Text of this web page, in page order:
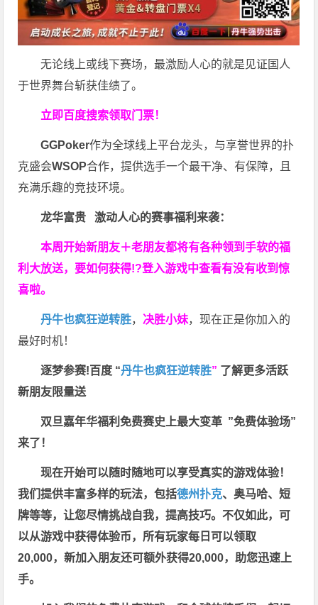
无论线上或线下赛场，最激励人心的就是见证国人
于世界舞台斩获佳绩了。
立即百度搜索领取门票！
GGPoker作为全球线上平台龙头，与享誉世界的扑
克盛会WSOP合作，提供选手一个最干净、有保障，且
充满乐趣的竞技环境。
龙华富贵 激动人心的赛事福利来袭：
本周开始新朋友＋老朋友都将有各种领到手软的福
利大放送，要如何获得!?登入游戏中查看有没有收到惊
喜啦。
丹牛也疯狂逆转胜， 决胜小妹，现在正是你加入的
最好时机！
逐梦参赛!百度 “丹牛也疯狂逆转胜” 了解更多活跃
新朋友限量送
双旦嘉年华福利免费赛史上最大变革 ”免费体验场”
来了！
现在开始可以随时随地可以享受真实的游戏体验！
我们提供丰富多样的玩法，包括德州扑克、奥马哈、短
牌等等，让您尽情挑战自我，提高技巧。不仅如此， 可
以从游戏中获得体验币，所有玩家每日可以领取
20,000，新加入朋友还可额外获得20,000，助您迅速上
手。